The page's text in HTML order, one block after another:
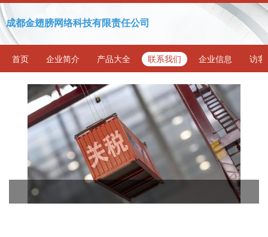
成都金翅膀网络科技有限责任公司
首页 企业简介 产品大全 联系我们 企业信息 访客